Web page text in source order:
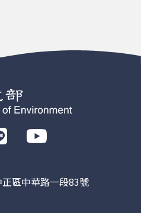
區中華路一段83號